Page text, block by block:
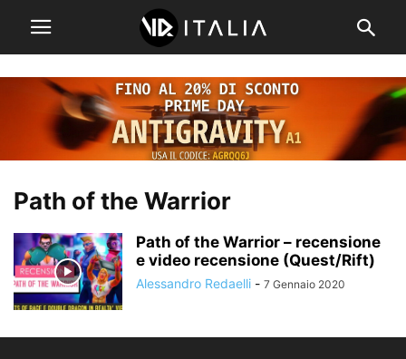
Path of the Warrior
Path of the Warrior – recensione
e video recensione (Quest/Rift)
Alessandro Redaelli - 7 Gennaio 2020